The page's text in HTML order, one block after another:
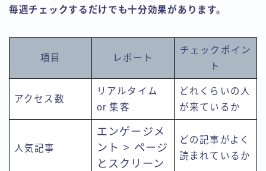
毎週チェックするだけでも十分効果があります。
項目 レポート
チェックポイン
ト
アクセス数
リアルタイム
or 集客
どれくらいの人
が来ているか
人気記事
エンゲージメ
ント > ページ
とスクリーン
どの記事がよく
読まれているか